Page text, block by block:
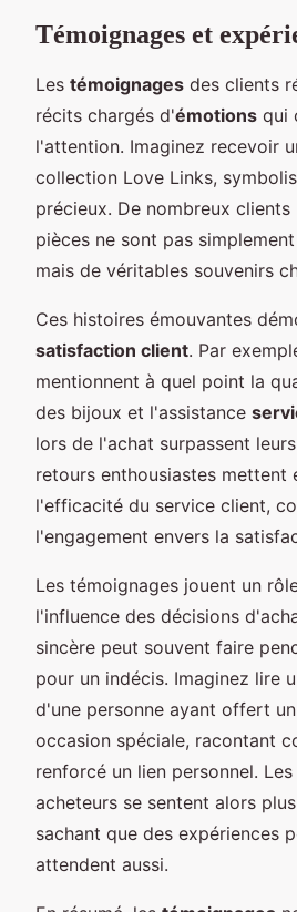
Témoignages et
Les témoignages des clients
récits chargés d'émotions qui
l'attention. Imaginez recevoir
collection Love Links,
précieux. De nombreux
pièces ne sont pas
mais de véritables souvenirs
Ces histoires émouvantes
satisfaction client. Par
mentionnent à quel point la
des bijoux et l'assistance
lors de l'achat surpassent
retours enthousiastes mettent
l'efficacité du service client,
l'engagement envers la
Les témoignages jouent un
l'influence des décisions
sincère peut souvent faire
pour un indécis. Imaginez lire
d'une personne ayant offert
occasion spéciale, racontant
renforcé un lien personnel.
acheteurs se sentent alors
sachant que des expériences
attendent aussi.